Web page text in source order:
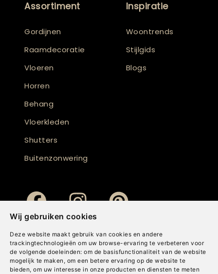
Wij gebruiken cookies
Deze website maakt gebruik van cookies en andere
trackingtechnologieën om uw browse-ervaring te verbeteren voor
de volgende doeleinden: om de basisfunctionaliteit van de website
mogelijk te maken , om een betere ervaring op de website te
bieden, om uw interesse in onze producten en diensten te meten
Assortiment
Gordijnen
Raamdecoratie
Vloeren
Horren
Behang
Vloerkleden
Shutters
Buitenzonwering
Inspiratie
Woontrends
Stijlgids
Blogs